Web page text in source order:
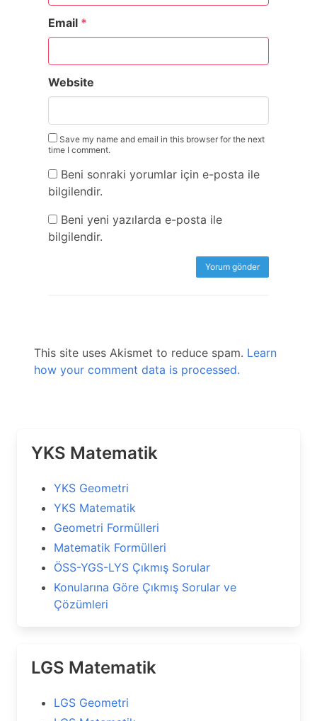
Email *
Website
Save my name and email in this browser for the next
time I comment.
Beni sonraki yorumlar için e-posta ile
bilgilendir.
Beni yeni yazılarda e-posta ile
bilgilendir.
This site uses Akismet to reduce spam. Learn
how your comment data is processed.
YKS Matematik
YKS Geometri
YKS Matematik
Geometri Formülleri
Matematik Formülleri
ÖSS-YGS-LYS Çıkmış Sorular
Konularına Göre Çıkmış Sorular ve
Çözümleri
LGS Matematik
LGS Geometri